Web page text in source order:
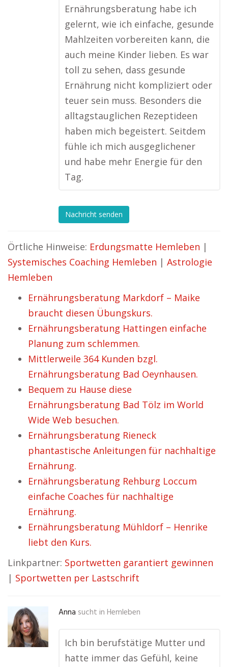
Ernährungsberatung habe ich
gelernt, wie ich einfache, gesunde
Mahlzeiten vorbereiten kann, die
auch meine Kinder lieben. Es war
toll zu sehen, dass gesunde
Ernährung nicht kompliziert oder
teuer sein muss. Besonders die
alltagstauglichen Rezeptideen
haben mich begeistert. Seitdem
fühle ich mich ausgeglichener
und habe mehr Energie für den
Tag.
Nachricht senden
Örtliche Hinweise: Erdungsmatte Hemleben |
Systemisches Coaching Hemleben | Astrologie
Hemleben
Ernährungsberatung Markdorf – Maike
braucht diesen Übungskurs.
Ernährungsberatung Hattingen einfache
Planung zum schlemmen.
Mittlerweile 364 Kunden bzgl.
Ernährungsberatung Bad Oeynhausen.
Bequem zu Hause diese
Ernährungsberatung Bad Tölz im World
Wide Web besuchen.
Ernährungsberatung Rieneck
phantastische Anleitungen für nachhaltige
Ernährung.
Ernährungsberatung Rehburg Loccum
einfache Coaches für nachhaltige
Ernährung.
Ernährungsberatung Mühldorf – Henrike
liebt den Kurs.
Linkpartner: Sportwetten garantiert gewinnen
| Sportwetten per Lastschrift
Anna sucht in Hemleben
Ich bin berufstätige Mutter und
hatte immer das Gefühl, keine